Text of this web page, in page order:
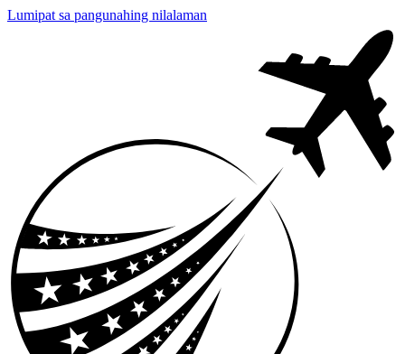
Lumipat sa pangunahing nilalaman